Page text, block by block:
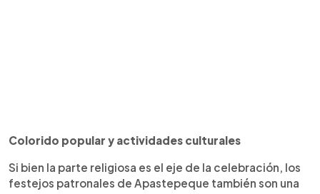
Colorido popular y actividades culturales
Si bien la parte religiosa es el eje de la celebración, los
festejos patronales de Apastepeque también son una